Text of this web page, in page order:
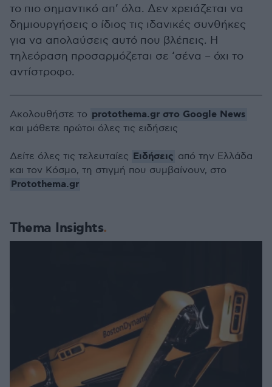
το πιο σημαντικό απ’ όλα. Δεν χρειάζεται να
δημιουργήσεις ο ίδιος τις ιδανικές συνθήκες
για να απολαύσεις αυτό που βλέπεις. Η
τηλεόραση προσαρμόζεται σε ‘σένα – όχι το
αντίστροφο.
Thema Insights
Ακολουθήστε το protothema.gr στο Google News
και μάθετε πρώτοι όλες τις ειδήσεις
Δείτε όλες τις τελευταίες Ειδήσεις από την Ελλάδα
και τον Κόσμο, τη στιγμή που συμβαίνουν, στο
Protothema.gr